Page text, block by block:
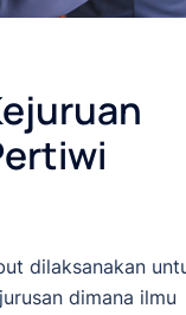
dilaksanakan
dimana ilmu